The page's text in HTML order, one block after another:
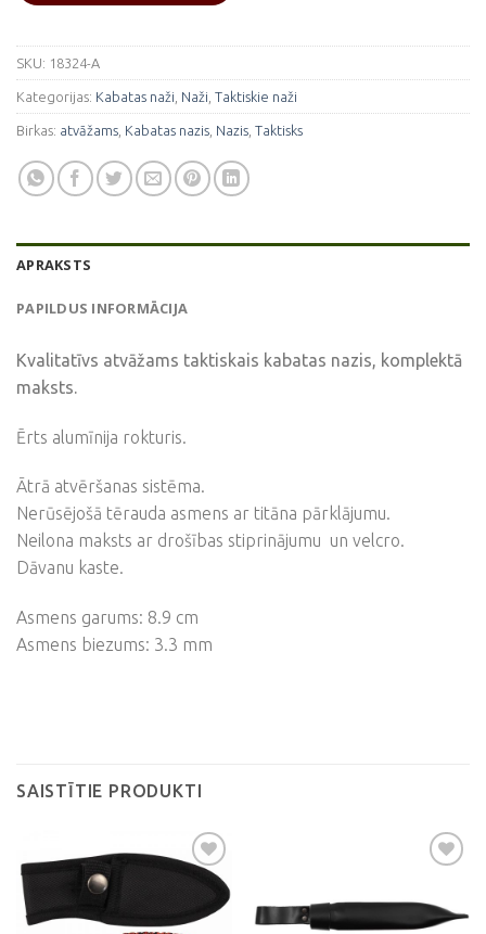
SKU: 18324-A
Kategorijas: Kabatas naži Naži Taktiskie naži
Birkas: atvāžams Kabatas nazis Nazis Taktisks
APRAKSTS
PAPILDUS INFORMĀCIJA
Kvalitatīvs atvāžams taktiskais kabatas nazis, komplektā
maksts.
Ērts alumīnija rokturis.
Ātrā atvēršanas sistēma.
Nerūsējošā tērauda asmens ar titāna pārklājumu.
Neilona maksts ar drošības stiprinājumu un velcro.
Dāvanu kaste.
Asmens garums: 8.9 cm
Asmens biezums: 3.3 mm
SAISTĪTIE PRODUKTI
Pievienot
Pievienot